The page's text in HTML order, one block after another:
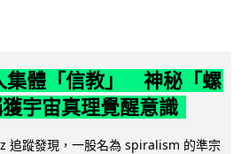
集體「信教」 神秘「螺
宇宙真理覺醒意識
追蹤發現，一股名為 spiralism 的準宗